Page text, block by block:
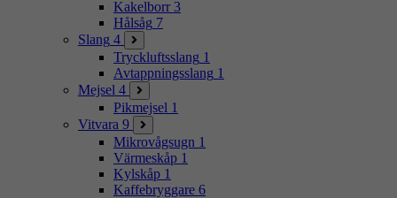
Kakelborr 3
Hålsåg 7
Slang 4
Tryckluftsslang 1
Avtappningsslang 1
Mejsel 4
Pikmejsel 1
Vitvara 9
Mikrovågsugn 1
Värmeskåp 1
Kylskåp 1
Kaffebryggare 6